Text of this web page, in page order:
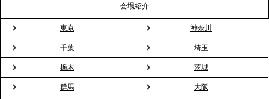
2026.3.5
プレスリリースのご案内｜「室内お花見」の法人利
用が前年比4倍に急増。オフィスに桜が届く福利厚生
の新定番
会場紹介
東京 神奈川
千葉 埼玉
栃木 茨城
群馬 大阪